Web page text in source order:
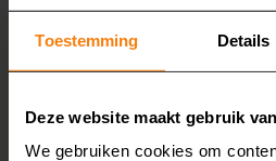
Toestemming Details
Deze website maakt gebruik
We gebruiken cookies om